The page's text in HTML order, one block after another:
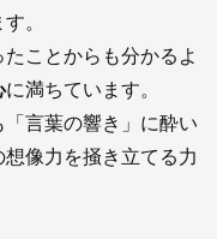
。
ことからも分かるよ
に満ちています。
言葉の響き」に酔い
像力を掻き立てる力